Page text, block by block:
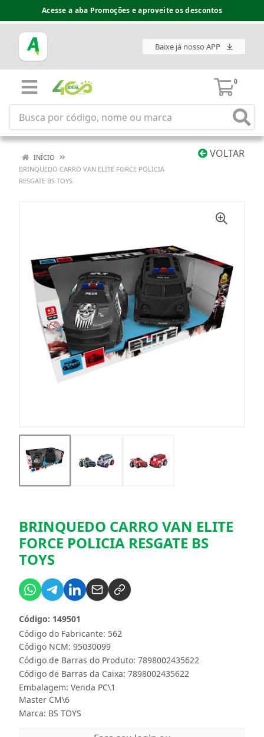
Acesse a aba Promoções e aproveite os descontos
Baixe já nosso APP
0
VOLTAR
INÍCIO
BRINQUEDO CARRO VAN ELITE FORCE POLICIA
RESGATE BS TOYS
BRINQUEDO CARRO VAN ELITE
FORCE POLICIA RESGATE BS
TOYS
Código do Fabricante: 562
Código: 149501
Código NCM: 95030099
Código de Barras do Produto: 7898002435622
Código de Barras da Caixa: 7898002435622
Embalagem: Venda PC\1
Master CM\6
Marca: BS TOYS